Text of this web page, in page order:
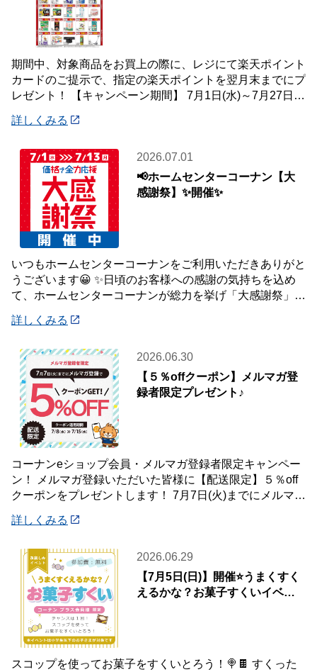
期間中、対象商品をお買上の際に、レジにて楽天ポイント
カードのご提示で、指定の楽天ポイントを翌月末までにプ
レゼント！ 【キャンペーン期間】 7月1日(水)～7月27日
詳しくみる
2026.07.01
📢ホームセンターコーナン【大
感謝祭】✨開催✨
いつもホームセンターコーナンをご利用いただきありがと
うございます😀 ✨日頃のお客様への感謝の気持ちを込め
て、ホームセンターコーナンが総力を挙げ「大感謝祭」を
詳しくみる
2026.06.30
【５％offクーポン】メルマガ登
録者限定プレゼント♪
コーナンeショップ会員・メルマガ登録者限定キャンペー
ン！ メルマガ登録いただいた皆様に【配送限定】５％off
クーポンをプレゼントします！ 7月7日(火)までにメルマガ
詳しくみる
2026.06.29
【7月5日(日)】開催⭐️うまくすく
えるかな？お菓子すくいイベン
スコップを使ってお菓子をすくいとろう！🍭🍫 すくった